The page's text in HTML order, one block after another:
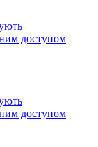
доступом
доступом